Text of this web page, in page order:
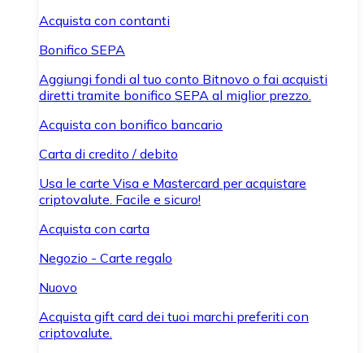
Acquista con contanti
Bonifico SEPA
Aggiungi fondi al tuo conto Bitnovo o fai acquisti
diretti tramite bonifico SEPA al miglior prezzo.
Acquista con bonifico bancario
Carta di credito / debito
Usa le carte Visa e Mastercard per acquistare
criptovalute. Facile e sicuro!
Acquista con carta
Negozio - Carte regalo
Nuovo
Acquista gift card dei tuoi marchi preferiti con
criptovalute.